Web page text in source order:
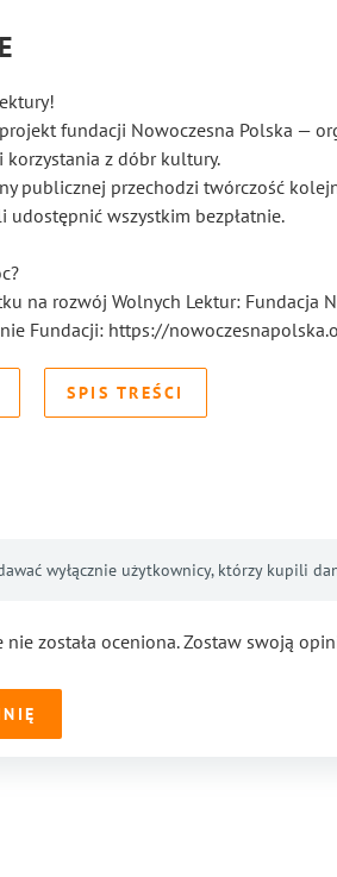
fundacji Nowoczesna Polska —
korzystania z dóbr kultury.
publicznej przechodzi twórczość
udostępnić wszystkim bezpłatnie.
na rozwój Wolnych Lektur: Fundacja
Fundacji: https://
SPIS TREŚCI
wyłącznie użytkownicy, którzy kupili
nie została oceniona. Zostaw swoją